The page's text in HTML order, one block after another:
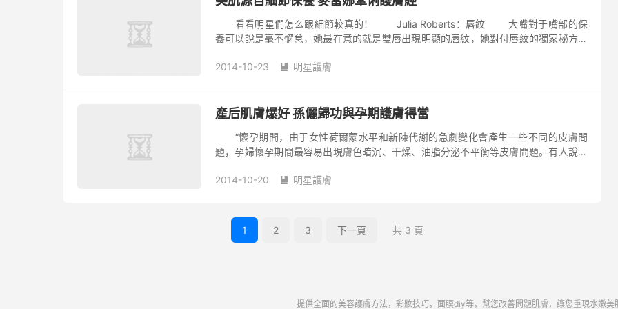
看看明星們怎么跟細節較真的！ Julia Roberts：唇紋 大嘴對于嘴部的保
養可以說是毫不懈怠，她最在意的就是雙唇出現明顯的唇紋，她對付唇紋的獨家秘方就
2014-10-23
 明星護膚
產后肌膚爆好 孫儷歸功與孕期護膚得當
“懷孕期間，由于女性荷爾蒙水平和新陳代謝的急劇變化會產生一些不同的皮膚問
題，孕婦懷孕期間最容易出現膚色暗沉、干燥、油脂分泌不平衡等皮膚問題。有人說孕
力呵護自己的肌膚，注意一些護膚小細節哦！”
2014-10-20  明星護膚
1 2 3 下一頁 共 3 頁
提供全面的美容護膚方法，彩妝技巧，面膜diy等，幫您改善問題肌膚，讓您重現水嫩美